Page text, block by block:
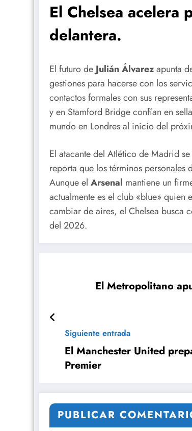
El Chelsea acelera
delantera.
El futuro de Julián Álvarezapunta
gestiones para hacerse con los
contactos formales con sus
y en Stamford Bridge confían en
mundo en Londres al inicio del
El atacante del Atlético de Madrid
reporta que los términos
Aunque el Arsenal mantiene un
actualmente es el club «blue»
cambiar de aires, el Chelsea busca
del 2026.
El Metropolitano
Siguiente entrada
El Manchester United
Premier
PUBLICAR